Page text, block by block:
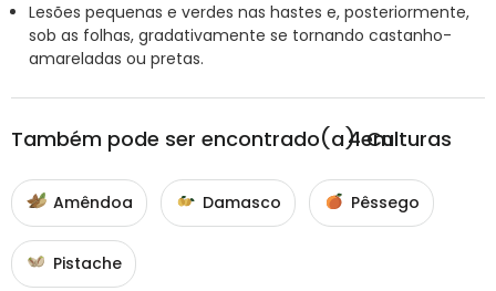
Lesões pequenas e verdes nas hastes e, posteriormente,
sob as folhas, gradativamente se tornando castanho-
amareladas ou pretas.
Também pode ser encontrado(a) em
4Culturas
Amêndoa Damasco Pêssego
Pistache